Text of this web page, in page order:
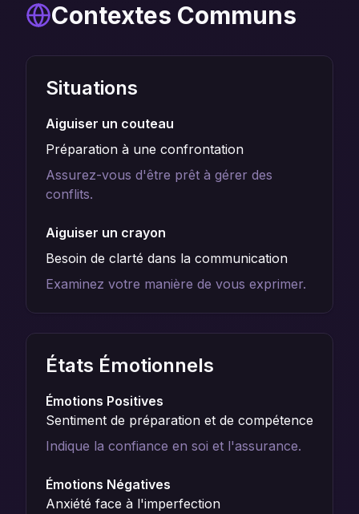
Contextes Communs
Situations
Aiguiser un couteau
Préparation à une confrontation
Assurez-vous d'être prêt à gérer des
conflits.
Aiguiser un crayon
Besoin de clarté dans la communication
Examinez votre manière de vous exprimer.
États Émotionnels
Émotions Positives
Sentiment de préparation et de compétence
Indique la confiance en soi et l'assurance.
Émotions Négatives
Anxiété face à l'imperfection